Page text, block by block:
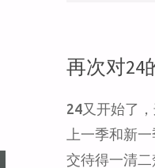
再次对24
24又开始了
上一季和新
交待得一清